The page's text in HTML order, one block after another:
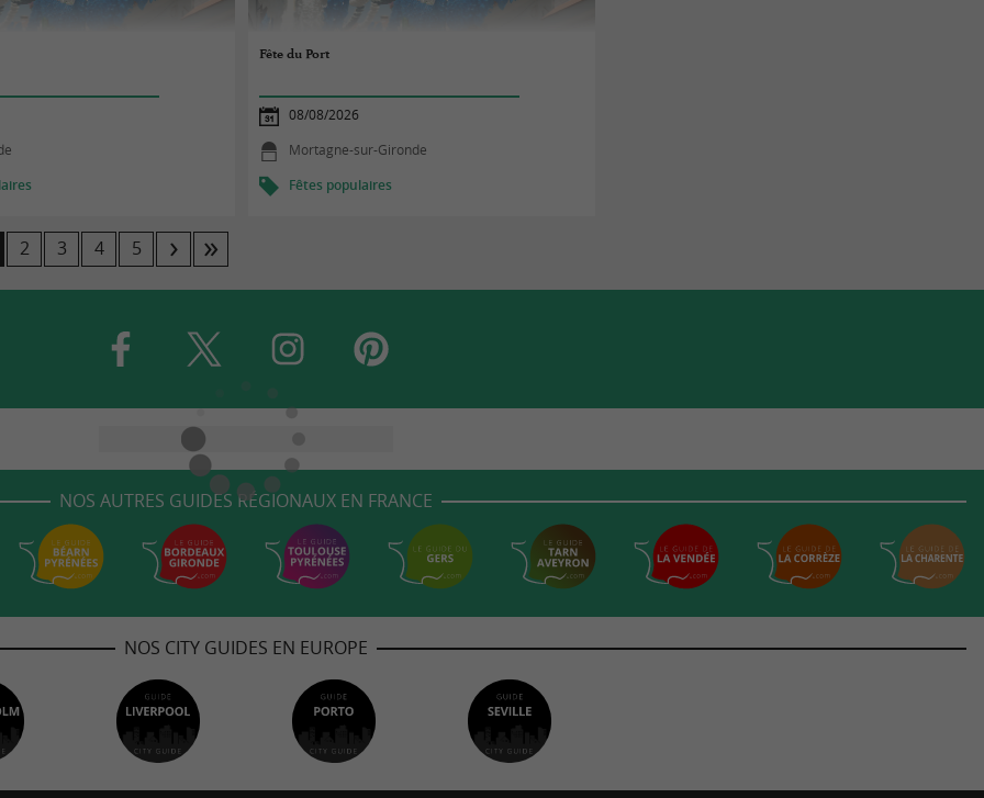
Fête du Port
08/08/2026
Mortagne-sur-Gironde
Fêtes populaires
2 3 4 5
NOS AUTRES GUIDES RÉGIONAUX EN FRANCE
NOS CITY GUIDES EN EUROPE